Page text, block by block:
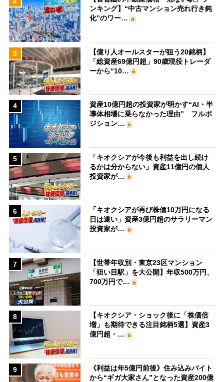
ンキング】“中古マンション売れ行き鈍
化”のワー…
3
【億り人オールスターが狙う20銘柄】
「総資産69億円超」90歳現役トレーダ
ーから“10…
4
資産10億円超の投資家が明かす“AI・半
導体相場に乗らなかった理由” フルポ
ジション…
5
「キオクシアが今後も利益を出し続け
るかは分からない」資産11億円の個人
投資家が…
6
「キオクシアが再び株価10万円になる
日は遠い」資産3億円超のサラリーマン
投資家が…
7
【世帯年収別・東京23区マンション
「狙い目駅」を大公開】年収500万円、
700万円で…
8
【キオクシア・ショック後に「株価倍
増」も期待できる注目銘柄5選】資産3
億円超・…
9
《利益は年5億円前後》住み込みバイト
から“ギガ大家さん”となった資産200億